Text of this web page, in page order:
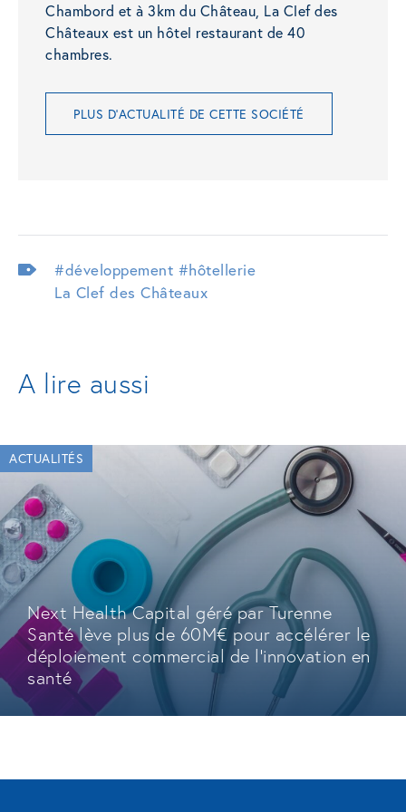
Chambord et à 3km du Château, La Clef des
Châteaux est un hôtel restaurant de 40
chambres.
PLUS D'ACTUALITÉ DE CETTE SOCIÉTÉ
#développement #hôtellerie
La Clef des Châteaux
A lire aussi
ACTUALITÉS
Next Health Capital géré par Turenne
Santé lève plus de 60M€ pour accélérer le
déploiement commercial de l'innovation en
santé